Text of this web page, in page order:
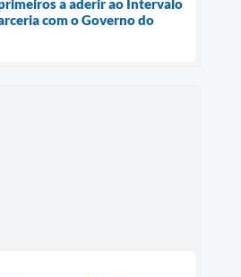
a aderir ao Intervalo
com o Governo do